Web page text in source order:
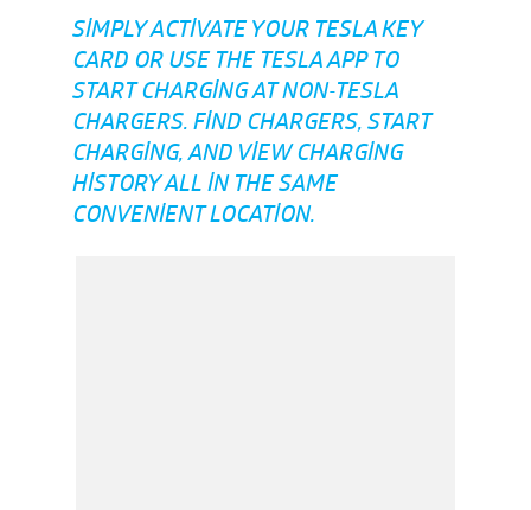
SIMPLY ACTIVATE YOUR TESLA KEY
CARD OR USE THE TESLA APP TO
START CHARGING AT NON-TESLA
CHARGERS. FIND CHARGERS, START
CHARGING, AND VIEW CHARGING
HISTORY ALL IN THE SAME
CONVENIENT LOCATION.